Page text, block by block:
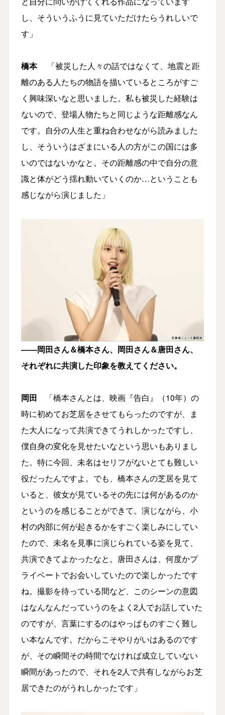
し、そういうふうに見ていただけたらうれしいで
す」
橋本「被災した人々の話ではなくて、地震と距
離のある人たちの物語を描いているところがすご
く興味深いなと思いました。私も被災した経験は
ないので、登場人物たちと同じような距離感なん
です。自分の人生と重ね合わせながら読みました
し、そういうはざまにいる人の方がこの国には多
いのではないかなと。その距離感の中で自分の意
識と体がどう揺れ動いていくのか…ということも
感じながら演じました」
――岡田さん＆橋本さん、岡田さん＆唐田さん、
それぞれに共演した印象を教えてください。
岡田 「橋本さんとは、映画『告白』（10年）の
時に初めてお芝居をさせてもらったのですが、ま
た大人になって共演できてうれしかったですし、
僕自身の変化を見せたいなという思いもありまし
た。特に今回、未名はセリフがないとても難しい
役だったんですよ。でも、橋本さんの芝居を見て
いると、彼女が見ているその先には何があるのか
というのを感じることができて。演じながら、小
村の内部に何が起きるかをすごく楽しみにしてい
たので、未名を見事に演じられている姿を見て、
共演できてよかったなと。唐田さんは、何度かプ
ライベートでお会いしていたので楽しかったです
ね。撮影を待っている間など、このシーンの意図
はなんなんだっていうのをよく2人でお話していた
のですが、言葉にするのはやっぱものすごく難し
い本なんです。だからこそやりがいはあるのです
が、その瞬間その時間でなければ成立していない
瞬間があったので、それを2人で共有しながらお芝
居できたのがうれしかったです」